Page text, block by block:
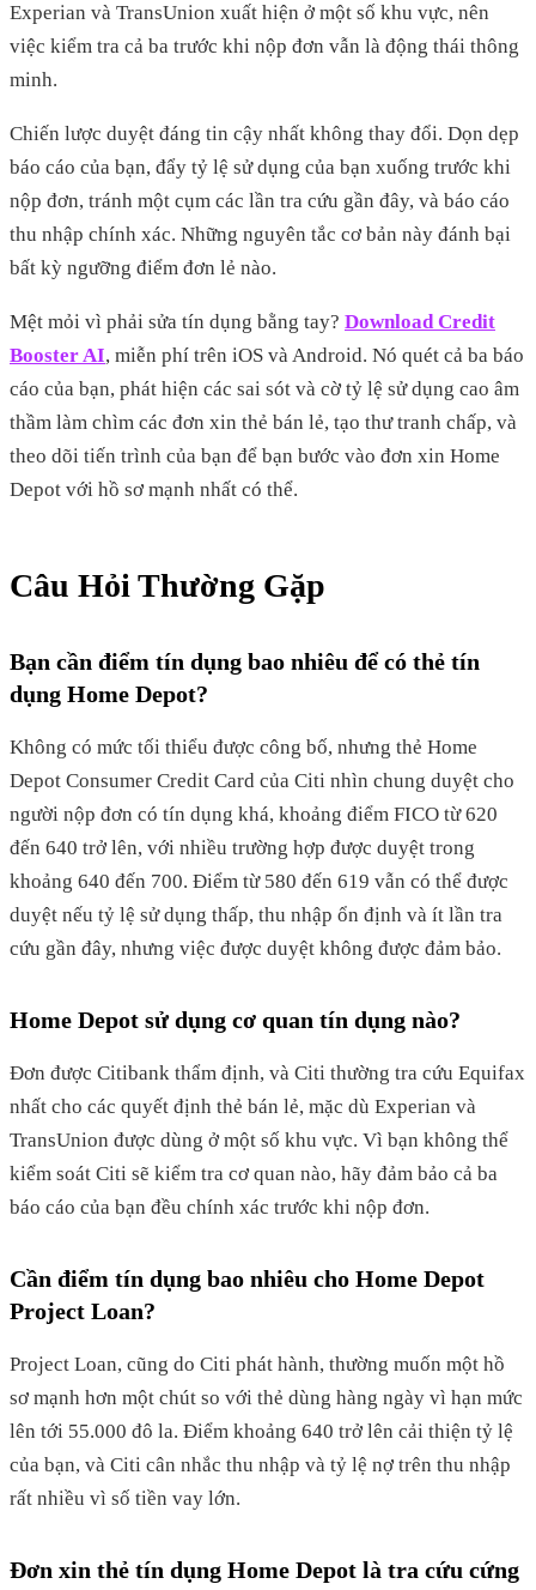
Experian và TransUnion xuất hiện ở một số khu vực, nên
việc kiểm tra cả ba trước khi nộp đơn vẫn là động thái thông
minh.
Chiến lược duyệt đáng tin cậy nhất không thay đổi. Dọn dẹp
báo cáo của bạn, đẩy tỷ lệ sử dụng của bạn xuống trước khi
nộp đơn, tránh một cụm các lần tra cứu gần đây, và báo cáo
thu nhập chính xác. Những nguyên tắc cơ bản này đánh bại
bất kỳ ngưỡng điểm đơn lẻ nào.
Mệt mỏi vì phải sửa tín dụng bằng tay? Download Credit
Booster AI, miễn phí trên iOS và Android. Nó quét cả ba báo
cáo của bạn, phát hiện các sai sót và cờ tỷ lệ sử dụng cao âm
thầm làm chìm các đơn xin thẻ bán lẻ, tạo thư tranh chấp, và
theo dõi tiến trình của bạn để bạn bước vào đơn xin Home
Depot với hồ sơ mạnh nhất có thể.
Câu Hỏi Thường Gặp
Bạn cần điểm tín dụng bao nhiêu để có thẻ tín
dụng Home Depot?
Không có mức tối thiểu được công bố, nhưng thẻ Home
Depot Consumer Credit Card của Citi nhìn chung duyệt cho
người nộp đơn có tín dụng khá, khoảng điểm FICO từ 620
đến 640 trở lên, với nhiều trường hợp được duyệt trong
khoảng 640 đến 700. Điểm từ 580 đến 619 vẫn có thể được
duyệt nếu tỷ lệ sử dụng thấp, thu nhập ổn định và ít lần tra
cứu gần đây, nhưng việc được duyệt không được đảm bảo.
Home Depot sử dụng cơ quan tín dụng nào?
Đơn được Citibank thẩm định, và Citi thường tra cứu Equifax
nhất cho các quyết định thẻ bán lẻ, mặc dù Experian và
TransUnion được dùng ở một số khu vực. Vì bạn không thể
kiểm soát Citi sẽ kiểm tra cơ quan nào, hãy đảm bảo cả ba
báo cáo của bạn đều chính xác trước khi nộp đơn.
Cần điểm tín dụng bao nhiêu cho Home Depot
Project Loan?
Project Loan, cũng do Citi phát hành, thường muốn một hồ
sơ mạnh hơn một chút so với thẻ dùng hàng ngày vì hạn mức
lên tới 55.000 đô la. Điểm khoảng 640 trở lên cải thiện tỷ lệ
của bạn, và Citi cân nhắc thu nhập và tỷ lệ nợ trên thu nhập
rất nhiều vì số tiền vay lớn.
Đơn xin thẻ tín dụng Home Depot là tra cứu cứng